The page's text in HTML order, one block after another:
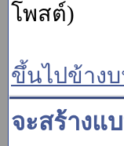
โพสต์)
ขึ้นไปข้าง
จะสร้างแ